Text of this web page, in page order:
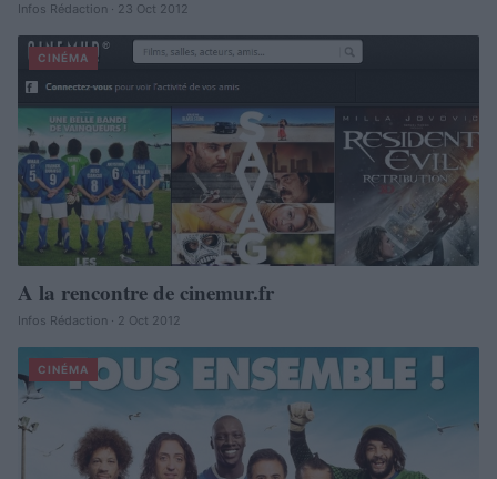
Infos Rédaction · 23 Oct 2012
CINÉMA
A la rencontre de cinemur.fr
Infos Rédaction · 2 Oct 2012
CINÉMA